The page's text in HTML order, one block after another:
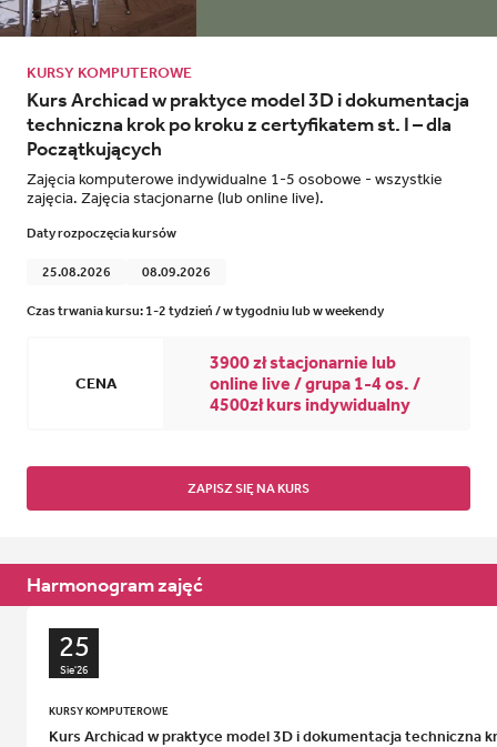
KURSY KOMPUTEROWE
Kurs Archicad w praktyce model 3D i dokumentacja
techniczna krok po kroku z certyfikatem st. I – dla
Początkujących
Zajęcia komputerowe indywidualne 1-5 osobowe - wszystkie
zajęcia. Zajęcia stacjonarne (lub online live).
Daty rozpoczęcia kursów
25.08.2026 08.09.2026
Czas trwania kursu: 1-2 tydzień / w tygodniu lub w weekendy
CENA
3900 zł stacjonarnie lub
online live / grupa 1-4 os. /
4500zł kurs indywidualny
ZAPISZ SIĘ NA KURS
Harmonogram zajęć
25
Sie'26
KURSY KOMPUTEROWE
Kurs Archicad w praktyce model 3D i dokumentacja techniczna